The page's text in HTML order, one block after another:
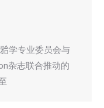
学专业委员会与
杂志联合推动的